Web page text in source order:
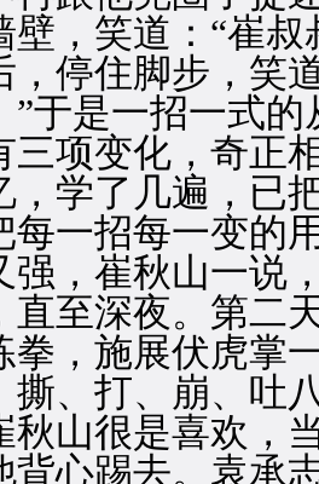
壁，笑道：“崔
，停住脚步，笑
”于是一招一式
三项变化，奇正
，学了几遍，已
每一招每一变的
强，崔秋山一说
直至深夜。第二
拳，施展伏虎掌
撕、打、崩、吐
秋山很是喜欢，
背心踢去。袁承